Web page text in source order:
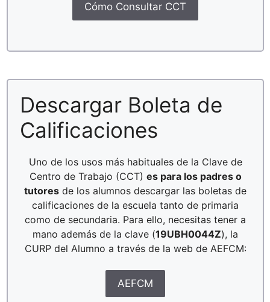
Cómo Consultar CCT
Descargar Boleta de
Calificaciones
Uno de los usos más habituales de la Clave de
Centro de Trabajo (CCT) es para los padres o
tutores de los alumnos descargar las boletas de
calificaciones de la escuela tanto de primaria
como de secundaria. Para ello, necesitas tener a
mano además de la clave (19UBH0044Z), la
CURP del Alumno a través de la web de AEFCM:
AEFCM